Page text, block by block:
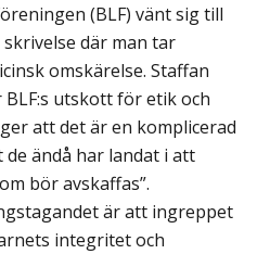
(BLF) vänt sig till
där man tar
omskärelse. Staffan
utskott för etik och
att det är en komplicerad
ändå har landat i att
bör avskaffas”.
är att ingreppet
integritet och